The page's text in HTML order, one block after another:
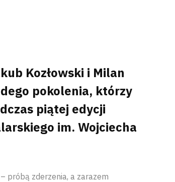
Kozłowski i Milan
pokolenia, którzy
piątej edycji
im. Wojciecha
próbą zderzenia, a zarazem